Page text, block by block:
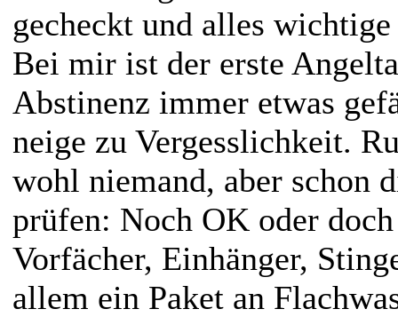
gecheckt und alles
Bei mir ist der erste
Abstinenz immer etwas
neige zu Vergesslichkeit.
wohl niemand, aber schon
prüfen: Noch OK oder doch
Vorfächer, Einhänger,
allem ein Paket an